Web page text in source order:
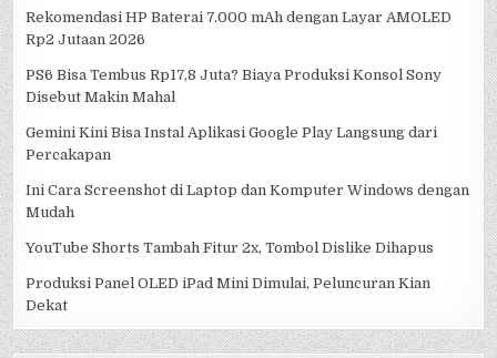
Rekomendasi HP Baterai 7.000 mAh dengan Layar AMOLED
Rp2 Jutaan 2026
PS6 Bisa Tembus Rp17,8 Juta? Biaya Produksi Konsol Sony
Disebut Makin Mahal
Gemini Kini Bisa Instal Aplikasi Google Play Langsung dari
Percakapan
Ini Cara Screenshot di Laptop dan Komputer Windows dengan
Mudah
YouTube Shorts Tambah Fitur 2x, Tombol Dislike Dihapus
Produksi Panel OLED iPad Mini Dimulai, Peluncuran Kian
Dekat